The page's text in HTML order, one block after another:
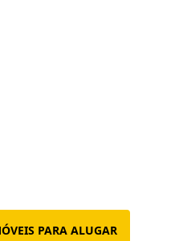
PARA ALUGAR